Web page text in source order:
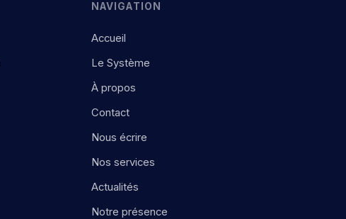
NAVIGATION
Accueil
Le Système
À propos
Contact
Nous écrire
Nos services
Actualités
Notre présence